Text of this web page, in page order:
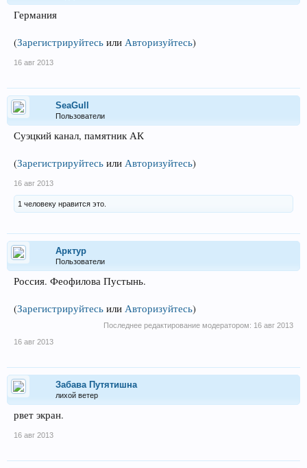
Германия
(Зарегистрируйтесь или Авторизуйтесь)
16 авг 2013
SeaGull
Пользователи
Суэцкий канал, памятник АК
(Зарегистрируйтесь или Авторизуйтесь)
16 авг 2013
1 человеку нравится это.
Арктур
Пользователи
Россия. Феофилова Пустынь.
(Зарегистрируйтесь или Авторизуйтесь)
Последнее редактирование модератором: 16 авг 2013
16 авг 2013
Забава Путятишна
лихой ветер
рвет экран.
16 авг 2013